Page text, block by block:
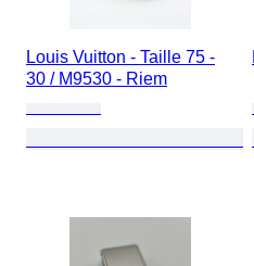
Louis Vuitton - Taille 75 -
30 / M9530 - Riem